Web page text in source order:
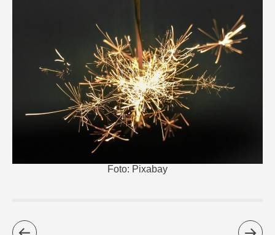
Foto: Pixabay